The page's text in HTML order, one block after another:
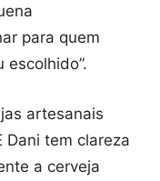
para quem
artesanais
Dani tem clareza
a cerveja